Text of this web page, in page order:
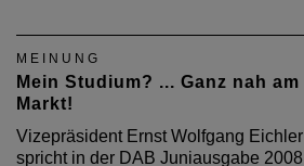
MEINUNG
Mein Studium? ... Ganz nah am
Markt!
Vizepräsident Ernst Wolfgang Eichler
spricht in der DAB Juniausgabe 2008